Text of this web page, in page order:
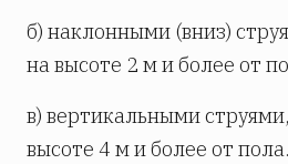
б) наклонными (вниз)
на высоте 2 м и более от
в) вертикальными
высоте 4 м и более от пола.